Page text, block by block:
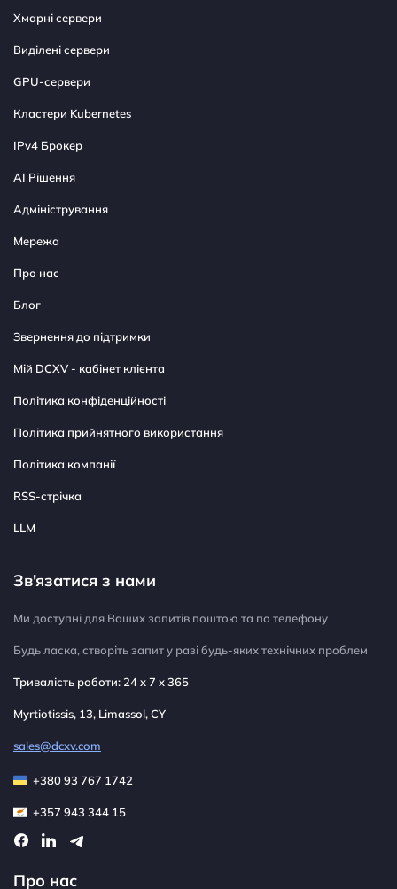
Хмарні сервери
Виділені сервери
GPU-сервери
Кластери Kubernetes
IPv4 Брокер
AI Рішення
Адміністрування
Мережа
Про нас
Блог
Звернення до підтримки
Мій DCXV - кабінет клієнта
Політика конфіденційності
Політика прийнятного використання
Політика компанії
RSS-стрічка
LLM
Зв'язатися з нами
Ми доступні для Ваших запитів поштою та по телефону
Будь ласка, створіть запит у разі будь-яких технічних проблем
Тривалість роботи: 24 x 7 x 365
Myrtiotissis, 13, Limassol, CY
sales@dcxv.com
+380 93 767 1742
+357 943 344 15
Про нас